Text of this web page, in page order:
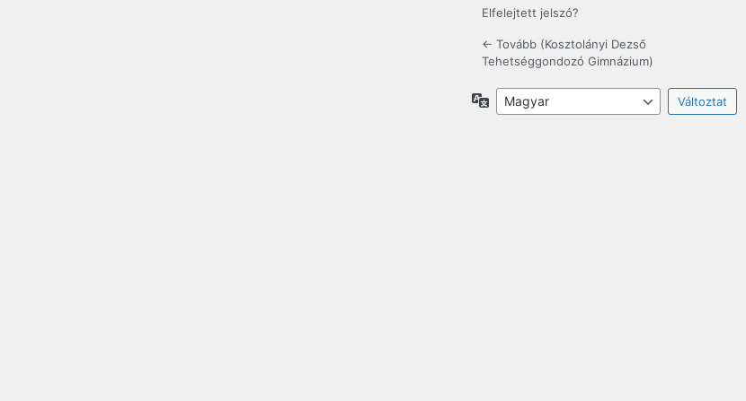
Elfelejtett jelszó?
← Tovább (Kosztolányi Dezső
Tehetséggondozó Gimnázium)
Nyelv